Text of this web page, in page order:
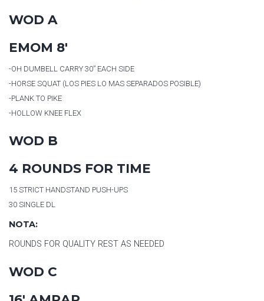
WOD A
EMOM 8′
-OH DUMBELL CARRY 30” EACH SIDE
-HORSE SQUAT (LOS PIES LO MAS SEPARADOS POSIBLE)
-PLANK TO PIKE
-HOLLOW KNEE FLEX
WOD B
4 ROUNDS FOR TIME
15 STRICT HANDSTAND PUSH-UPS
30 SINGLE DL
NOTA:
ROUNDS FOR QUALITY REST AS NEEDED
WOD C